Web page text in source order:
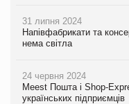
31 липня 2024
Напівфабрикати та
нема світла
24 червня 2024
Meest Пошта і Shop-
українських підприємців